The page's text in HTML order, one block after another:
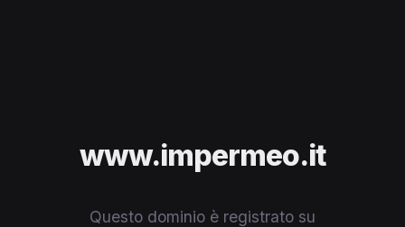
www.impermeo.it
Questo dominio è registrato su